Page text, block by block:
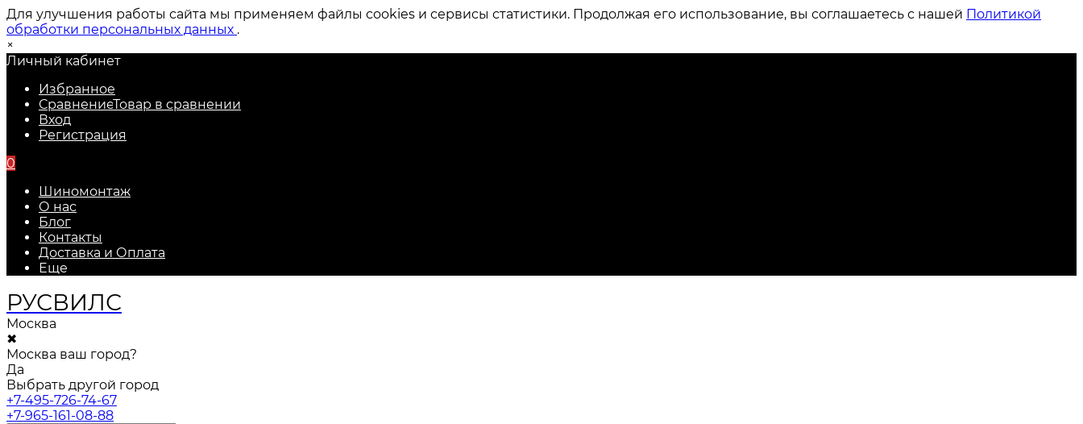
Для улучшения работы сайта мы применяем файлы cookies и сервисы статистики. Продолжая его использование, вы соглашаетесь с нашей Политикой
обработки персональных данных .
×
Личный кабинет
Избранное
СравнениеТовар в сравнении
Вход
Регистрация
0
Шиномонтаж
О нас
Блог
Контакты
Доставка и Оплата
Еще
РУСВИЛС
Москва
✖
Москва ваш город?
Да
Выбрать другой город
+7-495-726-74-67
+7-965-161-08-88